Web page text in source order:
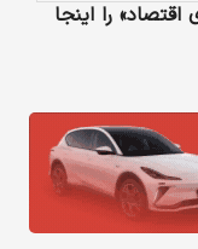
را اینجا